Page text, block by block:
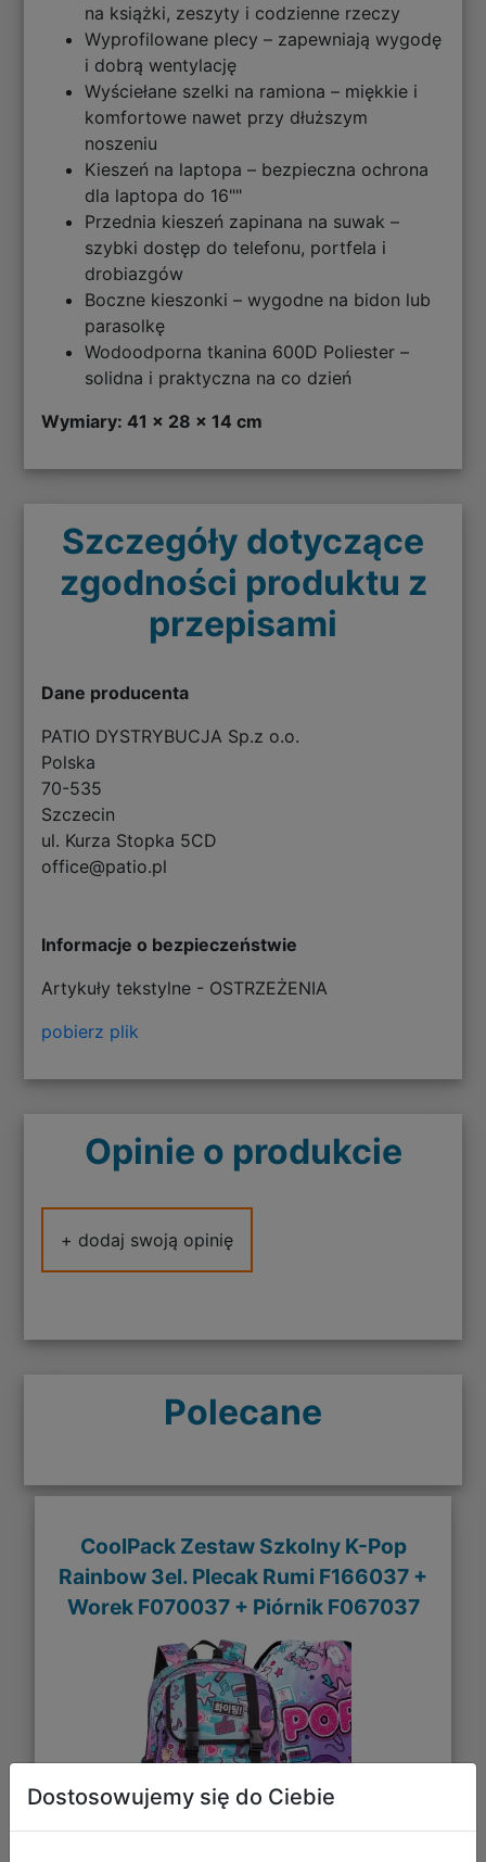
na książki, zeszyty i codzienne rzeczy
Wyprofilowane plecy – zapewniają wygodę
i dobrą wentylację
Wyściełane szelki na ramiona – miękkie i
komfortowe nawet przy dłuższym
noszeniu
Kieszeń na laptopa – bezpieczna ochrona
dla laptopa do 16""
Przednia kieszeń zapinana na suwak –
szybki dostęp do telefonu, portfela i
drobiazgów
Boczne kieszonki – wygodne na bidon lub
parasolkę
Wodoodporna tkanina 600D Poliester –
solidna i praktyczna na co dzień
Wymiary: 41 × 28 × 14 cm
Szczegóły dotyczące
zgodności produktu z
przepisami
Dane producenta
PATIO DYSTRYBUCJA Sp.z o.o.
Polska
70-535
Szczecin
ul. Kurza Stopka 5CD
office@patio.pl
Informacje o bezpieczeństwie
Artykuły tekstylne - OSTRZEŻENIA
pobierz plik
Opinie o produkcie
+ dodaj swoją opinię
Polecane
CoolPack Zestaw Szkolny K-Pop
Rainbow 3el. Plecak Rumi F166037 +
Worek F070037 + Piórnik F067037
Dostosowujemy się do Ciebie